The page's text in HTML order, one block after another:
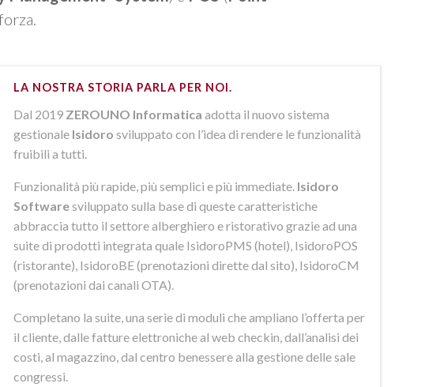
LA NOSTRA STORIA PARLA PER NOI.
Dal 2019 ZEROUNO Informatica adotta il nuovo sistema
gestionale Isidoro sviluppato con l’idea di rendere le funzionalità
fruibili a tutti.
Funzionalità più rapide, più semplici e più immediate. Isidoro
Softwaresviluppato sulla base di queste caratteristiche
abbraccia tutto il settore alberghiero e ristorativo grazie ad una
suite di prodotti integrata quale IsidoroPMS (hotel), IsidoroPOS
(ristorante), IsidoroBE (prenotazioni dirette dal sito), IsidoroCM
(prenotazioni dai canali OTA).
Completano la suite, una serie di moduli che ampliano l’offerta per
il cliente, dalle fatture elettroniche al web checkin, dall’analisi dei
costi, al magazzino, dal centro benessere alla gestione delle sale
congressi.